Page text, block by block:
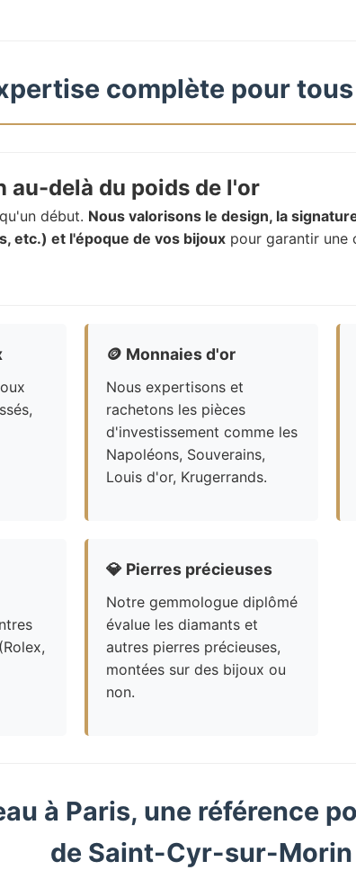
complète pour
delà du poids de l'or
début. Nous valorisons le design, la
etc.) et l'époque de vos bijoux pour garantir une
🪙 Monnaies d'or
Nous expertisons et
rachetons les pièces
d'investissement comme les
Napoléons, Souverains,
Louis d'or, Krugerrands.
💎 Pierres précieuses
Notre gemmologue diplômé
évalue les diamants et
autres pierres précieuses,
montées sur des bijoux ou
non.
à Paris, une référence
de Saint-Cyr-sur-Morin